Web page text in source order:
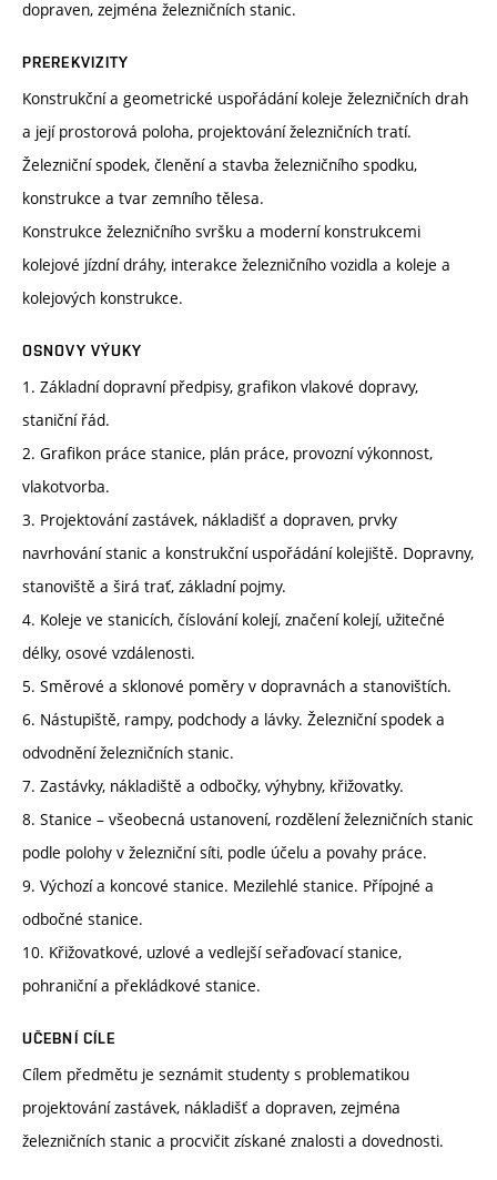
dopraven, zejména železničních stanic.
PREREKVIZITY
Konstrukční a geometrické uspořádání koleje železničních drah
a její prostorová poloha, projektování železničních tratí.
Železniční spodek, členění a stavba železničního spodku,
konstrukce a tvar zemního tělesa.
Konstrukce železničního svršku a moderní konstrukcemi
kolejové jízdní dráhy, interakce železničního vozidla a koleje a
kolejových konstrukce.
OSNOVY VÝUKY
1. Základní dopravní předpisy, grafikon vlakové dopravy,
staniční řád.
2. Grafikon práce stanice, plán práce, provozní výkonnost,
vlakotvorba.
3. Projektování zastávek, nákladišť a dopraven, prvky
navrhování stanic a konstrukční uspořádání kolejiště. Dopravny,
stanoviště a širá trať, základní pojmy.
4. Koleje ve stanicích, číslování kolejí, značení kolejí, užitečné
délky, osové vzdálenosti.
5. Směrové a sklonové poměry v dopravnách a stanovištích.
6. Nástupiště, rampy, podchody a lávky. Železniční spodek a
odvodnění železničních stanic.
7. Zastávky, nákladiště a odbočky, výhybny, křižovatky.
8. Stanice – všeobecná ustanovení, rozdělení železničních stanic
podle polohy v železniční síti, podle účelu a povahy práce.
9. Výchozí a koncové stanice. Mezilehlé stanice. Přípojné a
odbočné stanice.
10. Křižovatkové, uzlové a vedlejší seřaďovací stanice,
pohraniční a překládkové stanice.
UČEBNÍ CÍLE
Cílem předmětu je seznámit studenty s problematikou
projektování zastávek, nákladišť a dopraven, zejména
železničních stanic a procvičit získané znalosti a dovednosti.